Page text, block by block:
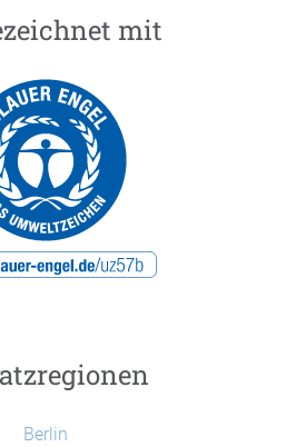
mit
Berlin